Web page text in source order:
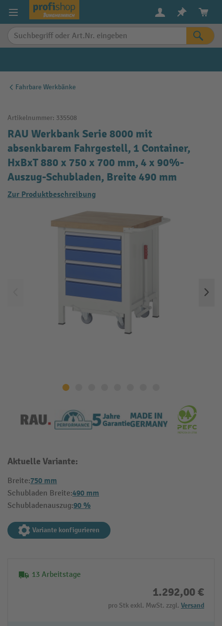
springen
Fahrbare Werkbänke
Artikelnummer: 335508
RAU Werkbank Serie 8000 mit
absenkbarem Fahrgestell, 1 Container,
HxBxT 880 x 750 x 700 mm, 4 x 90%-
Auszug-Schubladen, Breite 490 mm
Zur Produktbeschreibung
Aktuelle Variante:
Breite:750 mm
Schubladen Breite:490 mm
Schubladenauszug:90 %
Variante konfigurieren
13 Arbeitstage
1.292,00 €
pro Stk exkl. MwSt. zzgl. Versand